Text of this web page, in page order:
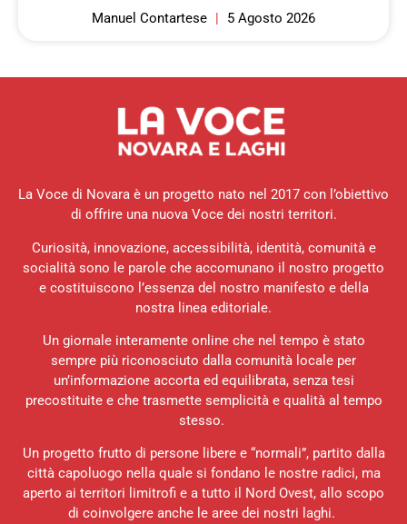
Manuel Contartese 5 Agosto 2026
La Voce di Novara è un progetto nato nel 2017 con l’obiettivo
di offrire una nuova Voce dei nostri territori.
Curiosità, innovazione, accessibilità, identità, comunità e
socialità sono le parole che accomunano il nostro progetto
e costituiscono l’essenza del nostro manifesto e della
nostra linea editoriale.
Un giornale interamente online che nel tempo è stato
sempre più riconosciuto dalla comunità locale per
un’informazione accorta ed equilibrata, senza tesi
precostituite e che trasmette semplicità e qualità al tempo
stesso.
Un progetto frutto di persone libere e “normali”, partito dalla
città capoluogo nella quale si fondano le nostre radici, ma
aperto ai territori limitrofi e a tutto il Nord Ovest, allo scopo
di coinvolgere anche le aree dei nostri laghi.